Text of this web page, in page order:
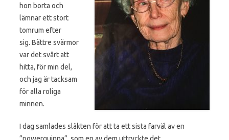
hon borta och
lämnar ett stort
tomrum efter
sig. Bättre svärmor
var det svårt att
hitta, för min del,
och jag är tacksam
för alla roliga
minnen.
I dag samlades släkten för att ta ett sista farväl av en